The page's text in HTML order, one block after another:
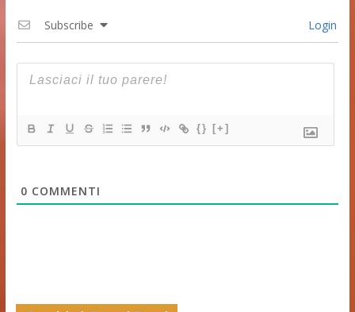
Subscribe Login
{} [+]
0 COMMENTI